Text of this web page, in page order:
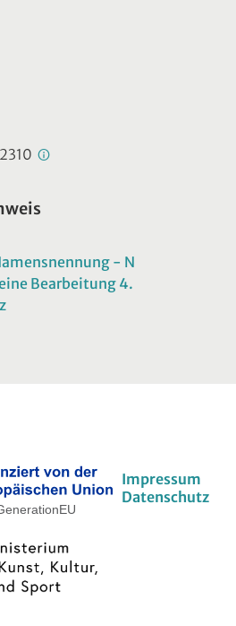
- N
Bearbeitung 4.
Impressum
Datenschutz